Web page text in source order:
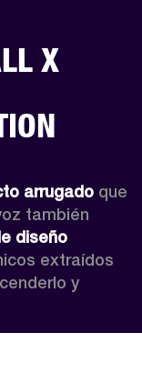
X
arrugado que
también
diseño
extraídos
y